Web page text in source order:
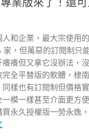
業版來了！還
人和企業，最大宗使用
家，但萬惡的訂閱制只
癢癢但又拿它沒辦法，
完全平替版的軟體，棣
同樣也有訂閱制但價格
一模一樣甚至介面更方
買永久授權版一勞永逸